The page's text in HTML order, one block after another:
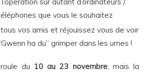
sur autant d’ordinateurs /
que vous le souhaitez
vos amis et réjouissez vous de voir
ha du” grimper dans les urnes !
du 10 au 23 novembre, mais la